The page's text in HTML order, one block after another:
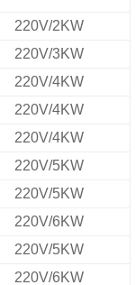
220V/2KW
220V/3KW
220V/4KW
220V/4KW
220V/4KW
220V/5KW
220V/5KW
220V/6KW
220V/5KW
220V/6KW